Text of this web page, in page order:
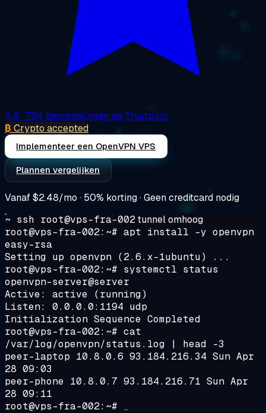
4.6 · 764 beoordelingen op Trustpilot
₿ Crypto accepted
Implementeer een OpenVPN VPS
Plannen vergelijken
Vanaf$2.48/mo · 50% korting · Geen creditcard nodig
~ ssh root@vps-fra-002tunnel omhoog
root@vps-fra-002:~# apt install -y openvpn
easy-rsa
Setting up openvpn (2.6.x-1ubuntu) ...
root@vps-fra-002:~# systemctl status
openvpn-server@server
Active: active (running)
Listen: 0.0.0.0:1194 udp
Initialization Sequence Completed
root@vps-fra-002:~# cat
/var/log/openvpn/status.log | head -3
peer-laptop 10.8.0.6 93.184.216.34 Sun Apr
28 09:03
peer-phone 10.8.0.7 93.184.216.71 Sun Apr
28 09:11
root@vps-fra-002:~#